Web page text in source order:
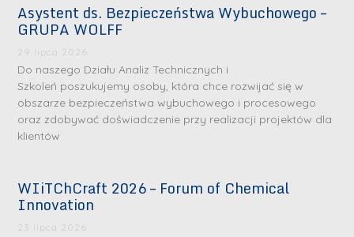
Asystent ds. Bezpieczeństwa Wybuchowego –
GRUPA WOLFF
29 lipca 2026
Do naszego Działu Analiz Technicznych i
Szkoleń poszukujemy osoby, która chce rozwijać się w
obszarze bezpieczeństwa wybuchowego i procesowego
oraz zdobywać doświadczenie przy realizacji projektów dla
klientów
WIiTChCraft 2026 – Forum of Chemical
Innovation
23 lipca 2026